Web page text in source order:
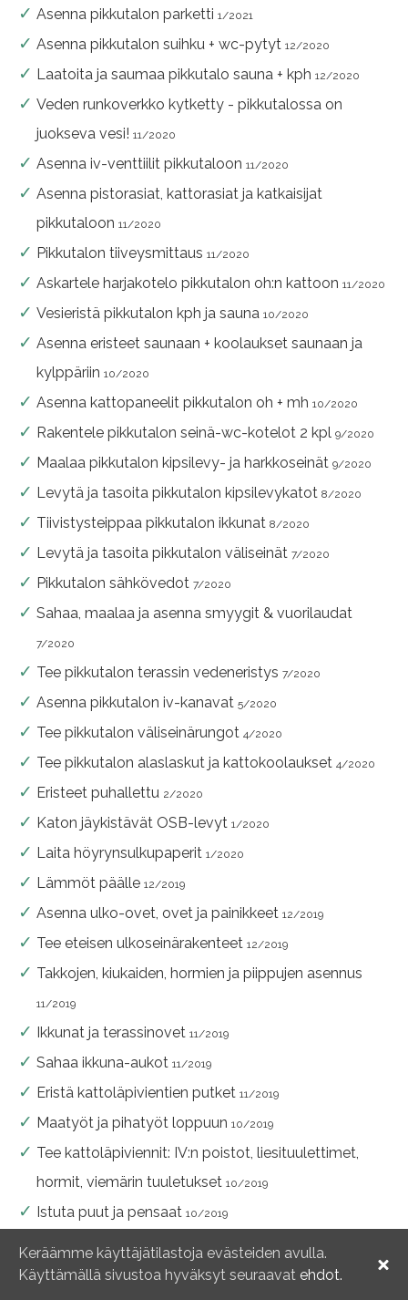
Asenna pikkutalon parketti 1/2021
Asenna pikkutalon suihku + wc-pytyt 12/2020
Laatoita ja saumaa pikkutalo sauna + kph 12/2020
Veden runkoverkko kytketty - pikkutalossa on
juokseva vesi! 11/2020
Asenna iv-venttiilit pikkutaloon 11/2020
Asenna pistorasiat, kattorasiat ja katkaisijat
pikkutaloon 11/2020
Pikkutalon tiiveysmittaus 11/2020
Askartele harjakotelo pikkutalon oh:n kattoon 11/2020
Vesieristä pikkutalon kph ja sauna 10/2020
Asenna eristeet saunaan + koolaukset saunaan ja
kylppäriin 10/2020
Asenna kattopaneelit pikkutalon oh + mh 10/2020
Rakentele pikkutalon seinä-wc-kotelot 2 kpl 9/2020
Maalaa pikkutalon kipsilevy- ja harkkoseinät 9/2020
Levytä ja tasoita pikkutalon kipsilevykatot 8/2020
Tiivistysteippaa pikkutalon ikkunat 8/2020
Levytä ja tasoita pikkutalon väliseinät 7/2020
Pikkutalon sähkövedot 7/2020
Sahaa, maalaa ja asenna smyygit & vuorilaudat
7/2020
Tee pikkutalon terassin vedeneristys 7/2020
Asenna pikkutalon iv-kanavat 5/2020
Tee pikkutalon väliseinärungot 4/2020
Tee pikkutalon alaslaskut ja kattokoolaukset 4/2020
Eristeet puhallettu 2/2020
Katon jäykistävät OSB-levyt 1/2020
Laita höyrynsulkupaperit 1/2020
Lämmöt päälle 12/2019
Asenna ulko-ovet, ovet ja painikkeet 12/2019
Tee eteisen ulkoseinärakenteet 12/2019
Takkojen, kiukaiden, hormien ja piippujen asennus
11/2019
Ikkunat ja terassinovet 11/2019
Sahaa ikkuna-aukot 11/2019
Eristä kattoläpivientien putket 11/2019
Maatyöt ja pihatyöt loppuun 10/2019
Tee kattoläpiviennit: IV:n poistot, liesituulettimet,
hormit, viemärin tuuletukset 10/2019
Istuta puut ja pensaat 10/2019
Tee autotallin epoksilattia9/2019
Keräämme käyttäjätilastoja evästeiden avulla.
Käyttämällä sivustoa hyväksyt seuraavat ehdot.